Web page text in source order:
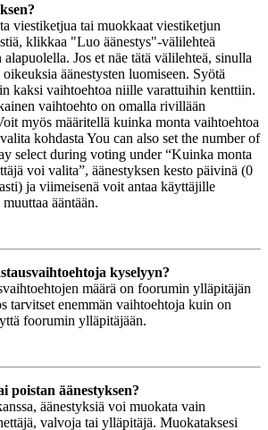
viestiketjua tai muokkaat viestiketjun
klikkaa "Luo äänestys"-välilehteä
Jos et näe tätä välilehteä, sinulla
äänestysten luomiseen. Syötä
kaksi vaihtoehtoa niille varattuihin kenttiin.
vaihtoehto on omalla rivillään
myös määritellä kuinka monta vaihtoehtoa
kohdasta You can also set the number of
select during voting under “Kuinka monta
voi valita”, äänestyksen kesto päivinä (0
ja viimeisenä voit antaa käyttäjille
ääntään.
kyselyyn?
määrä on foorumin ylläpitäjän
tarvitset enemmän vaihtoehtoja kuin on
foorumin ylläpitäjään.
poistan äänestyksen?
äänestyksiä voi muokata vain
valvoja tai ylläpitäjä. Muokataksesi